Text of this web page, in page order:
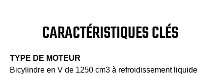
CARACTÉRISTIQUES CLÉS
TYPE DE MOTEUR
Bicylindre en V de 1250 cm3 à refroidissement liquide